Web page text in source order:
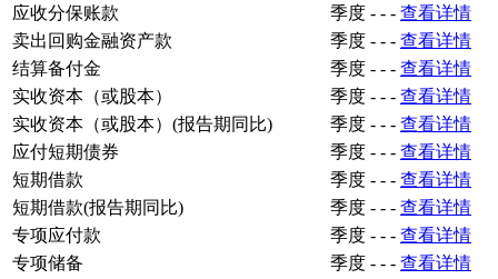
应收分保账款
季度 - - - 查看详情
卖出回购金融资产款
季度 - - - 查看详情
结算备付金
季度 - - - 查看详情
实收资本（或股本）
季度 - - - 查看详情
实收资本（或股本）(报告期同比)
季度 - - - 查看详情
应付短期债券
季度 - - - 查看详情
短期借款
季度 - - - 查看详情
短期借款(报告期同比)
季度 - - - 查看详情
专项应付款
季度 - - - 查看详情
专项储备
季度 - - - 查看详情